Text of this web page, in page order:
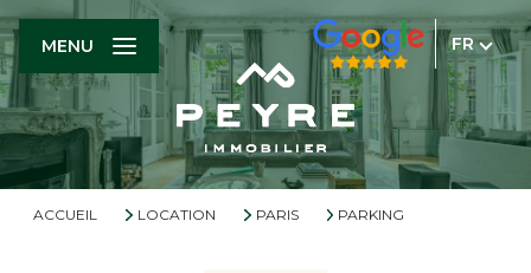
FR
MENU
ACCUEIL LOCATION PARIS PARKING